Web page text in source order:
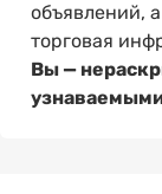
объявлений,
торговая
Вы —